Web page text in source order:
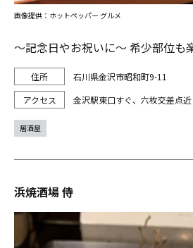
～記念日やお祝いに～ 希少部位も
石川県金沢市昭和町9-11
金沢駅東口すぐ、六枚交差点
画像提供：ホットペッパー グルメ
居酒屋
浜焼酒場 侍